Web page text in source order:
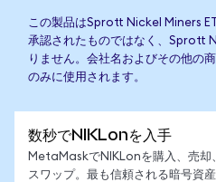
この製品はSprott Nickel Miners
承認されたものではなく、Sprott
りません。会社名およびその他の
のみに使用されます。
数秒でNIKLonを入手
MetaMaskでNIKLonを購入、売却
スワップ。最も信頼される暗号資